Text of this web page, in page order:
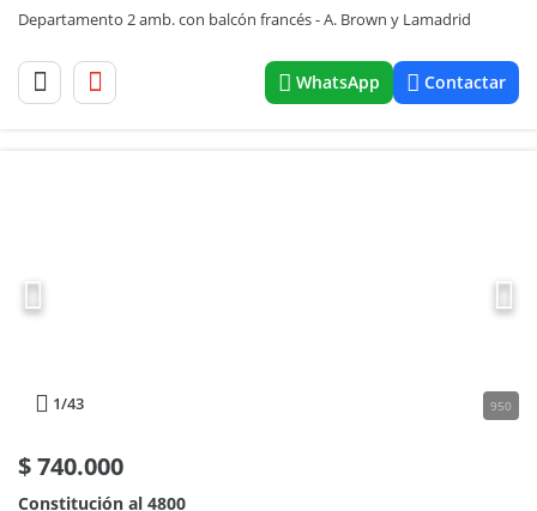
Departamento 2 amb. con balcón francés - A. Brown y Lamadrid
WhatsApp Contactar
1/43 950
$740.000
Constitución al 4800